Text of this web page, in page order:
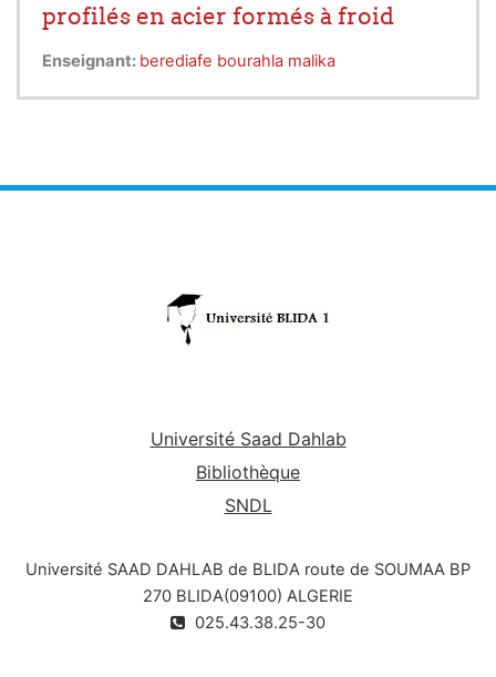
L’objectif de ce module est l’introduction à la
construction métalliques et mixtes et ce, par l’étude
profilés en acier formés à froid
Enseignant: berediafe bourahla malika
Université Saad Dahlab
Bibliothèque
SNDL
Université SAAD DAHLAB de BLIDA route de SOUMAA BP
270 BLIDA(09100) ALGERIE
025.43.38.25-30